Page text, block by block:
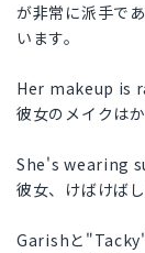
が非常に派手で
います。
Her makeup is
彼女のメイクは
She's wearing
彼女、けばけば
Garishと"Tacky"